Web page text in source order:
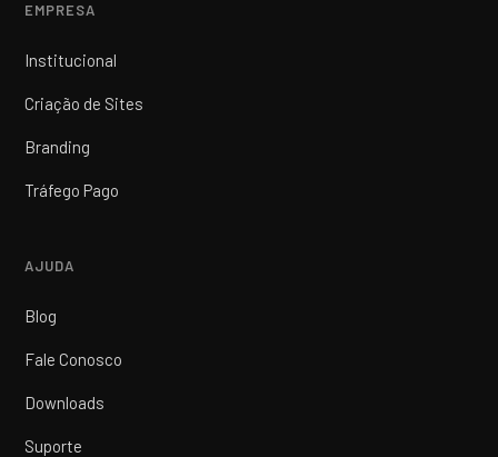
EMPRESA
Institucional
Criação de Sites
Branding
Tráfego Pago
AJUDA
Blog
Fale Conosco
Downloads
Suporte